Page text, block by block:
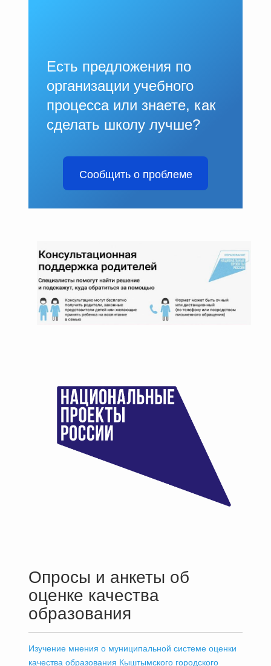
Есть предложения по
организации учебного
процесса или знаете, как
сделать школу лучше?
Сообщить о проблеме
Опросы и анкеты об
оценке качества
образования
Изучение мнения о муниципальной системе оценки
качества образования Кыштымского городского